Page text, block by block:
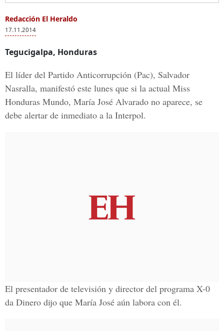
Redacción El Heraldo
17.11.2014
Tegucigalpa, Honduras
El líder del Partido Anticorrupción (Pac), Salvador
Nasralla, manifestó este lunes que si la actual Miss
Honduras Mundo, María José Alvarado no aparece, se
debe alertar de inmediato a la Interpol.
El presentador de televisión y director del programa X-0
da Dinero dijo que María José aún labora con él.